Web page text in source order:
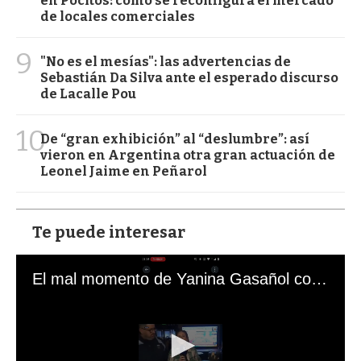
de locales comerciales
9
"No es el mesías": las advertencias de
Sebastián Da Silva ante el esperado discurso
de Lacalle Pou
10De “gran exhibición” al “deslumbre”: así
vieron en Argentina otra gran actuación de
Leonel Jaime en Peñarol
Te puede interesar
El mal momento de Yanina Gasañol con un hincha argentino en "Subrayado"